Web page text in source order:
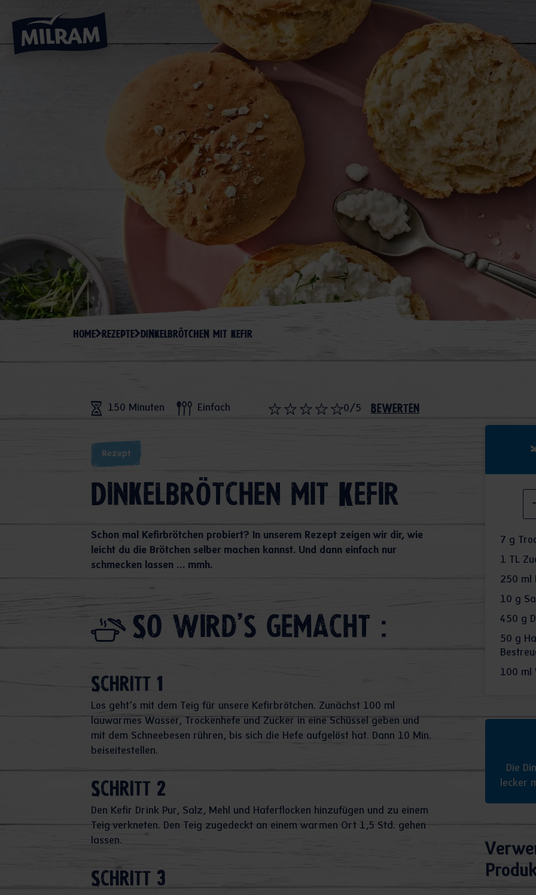
HOME REZEPTE DINKELBRÖTCHEN MIT KEFIR
150 Minuten Einfach 0/5 bewerten
Rezept
Dinkelbrötchen mit Kefir
Schon mal Kefirbrötchen probiert? In unserem Rezept zeigen wir dir, wie
leicht du die Brötchen selber machen kannst. Und dann einfach nur
schmecken lassen … mmh.
So wird's gemacht :
Schritt 1
Los geht’s mit dem Teig für unsere Kefirbrötchen. Zunächst 100 ml
lauwarmes Wasser, Trockenhefe und Zucker in eine Schüssel geben und
mit dem Schneebesen rühren, bis sich die Hefe aufgelöst hat. Dann 10 Min.
beiseitestellen.
Schritt 2
Den Kefir Drink Pur, Salz, Mehl und Haferflocken hinzufügen und zu einem
Teig verkneten. Den Teig zugedeckt an einem warmen Ort 1,5 Std. gehen
lassen.
Schritt 3
7 g
1 TL
250 ml
10 g
450 g
50 g
100 ml
Die
lecker